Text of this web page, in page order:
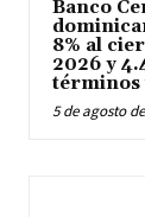
Banco
8% al
2026 y
términos
5 de agosto